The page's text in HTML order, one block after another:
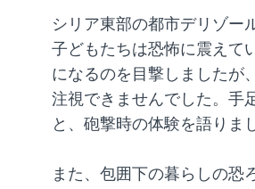
シリア東部の都市デリゾー
子どもたちは恐怖に震えて
になるのを目撃しましたが
注視できませんでした。手
と、砲撃時の体験を語りま
また、包囲下の暮らしの恐